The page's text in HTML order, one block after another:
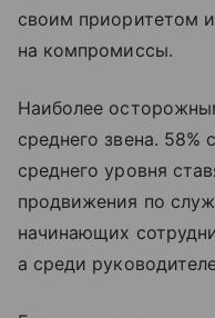
своим приоритетом
на компромиссы.
Наиболее
среднего звена.
среднего уровня
продвижения по
начинающих
а среди